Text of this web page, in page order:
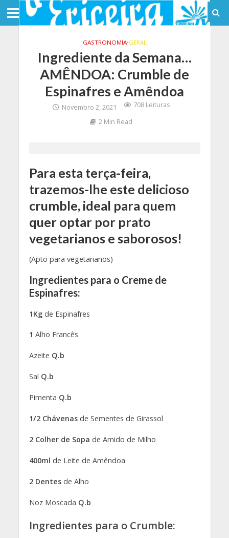
GASTRONOMIA•GERAL
Ingrediente da Semana…
AMÊNDOA: Crumble de
Espinafres e Amêndoa
Novembro 2, 2021
708 Leituras
2 Min Read
Para esta terça-feira,
trazemos-lhe este delicioso
crumble, ideal para quem
quer optar por prato
vegetarianos e saborosos!
(Apto para vegetarianos)
Ingredientes para o Creme de
Espinafres:
1Kgde Espinafres
1 Alho Francês
Azeite Q.b
Sal Q.b
Pimenta Q.b
1/2 Chávenasde Sementes de Girassol
2 Colher de Sopa de Amido de Milho
400ml de Leite de Amêndoa
2 Dentesde Alho
Noz Moscada Q.b
Ingredientes para o Crumble: